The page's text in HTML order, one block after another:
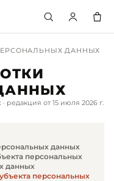
ДАННЫХ
редакция от 15 июля 2026 г.
данных
персональных
данных
персональных